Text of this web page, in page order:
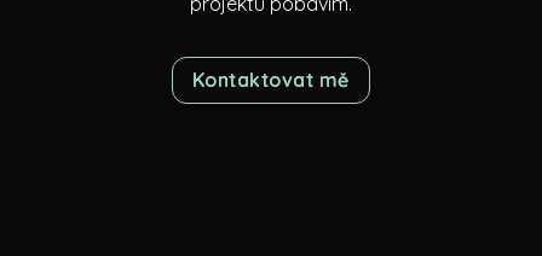
Kontaktovat mě